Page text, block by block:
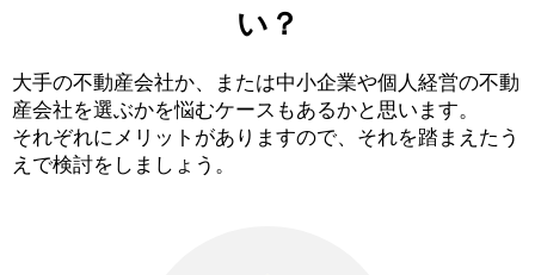
い？
大手の不動産会社か、または中小企業や個人経営の不動
産会社を選ぶかを悩むケースもあるかと思います。
それぞれにメリットがありますので、それを踏まえたう
えで検討をしましょう。